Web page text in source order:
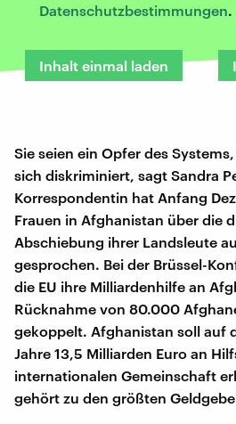
Datenschutzbestimmungen.
Inhalt einmal laden
Sie seien ein Opfer des
sich diskriminiert, sagt Sandra
Korrespondentin hat Anfang
Frauen in Afghanistan über die
Abschiebung ihrer Landsleute
gesprochen. Bei der Brüssel-
die EU ihre Milliardenhilfe an
Rücknahme von 80.000
gekoppelt. Afghanistan soll auf
Jahre 13,5 Milliarden Euro an
internationalen Gemeinschaft
gehört zu den größten